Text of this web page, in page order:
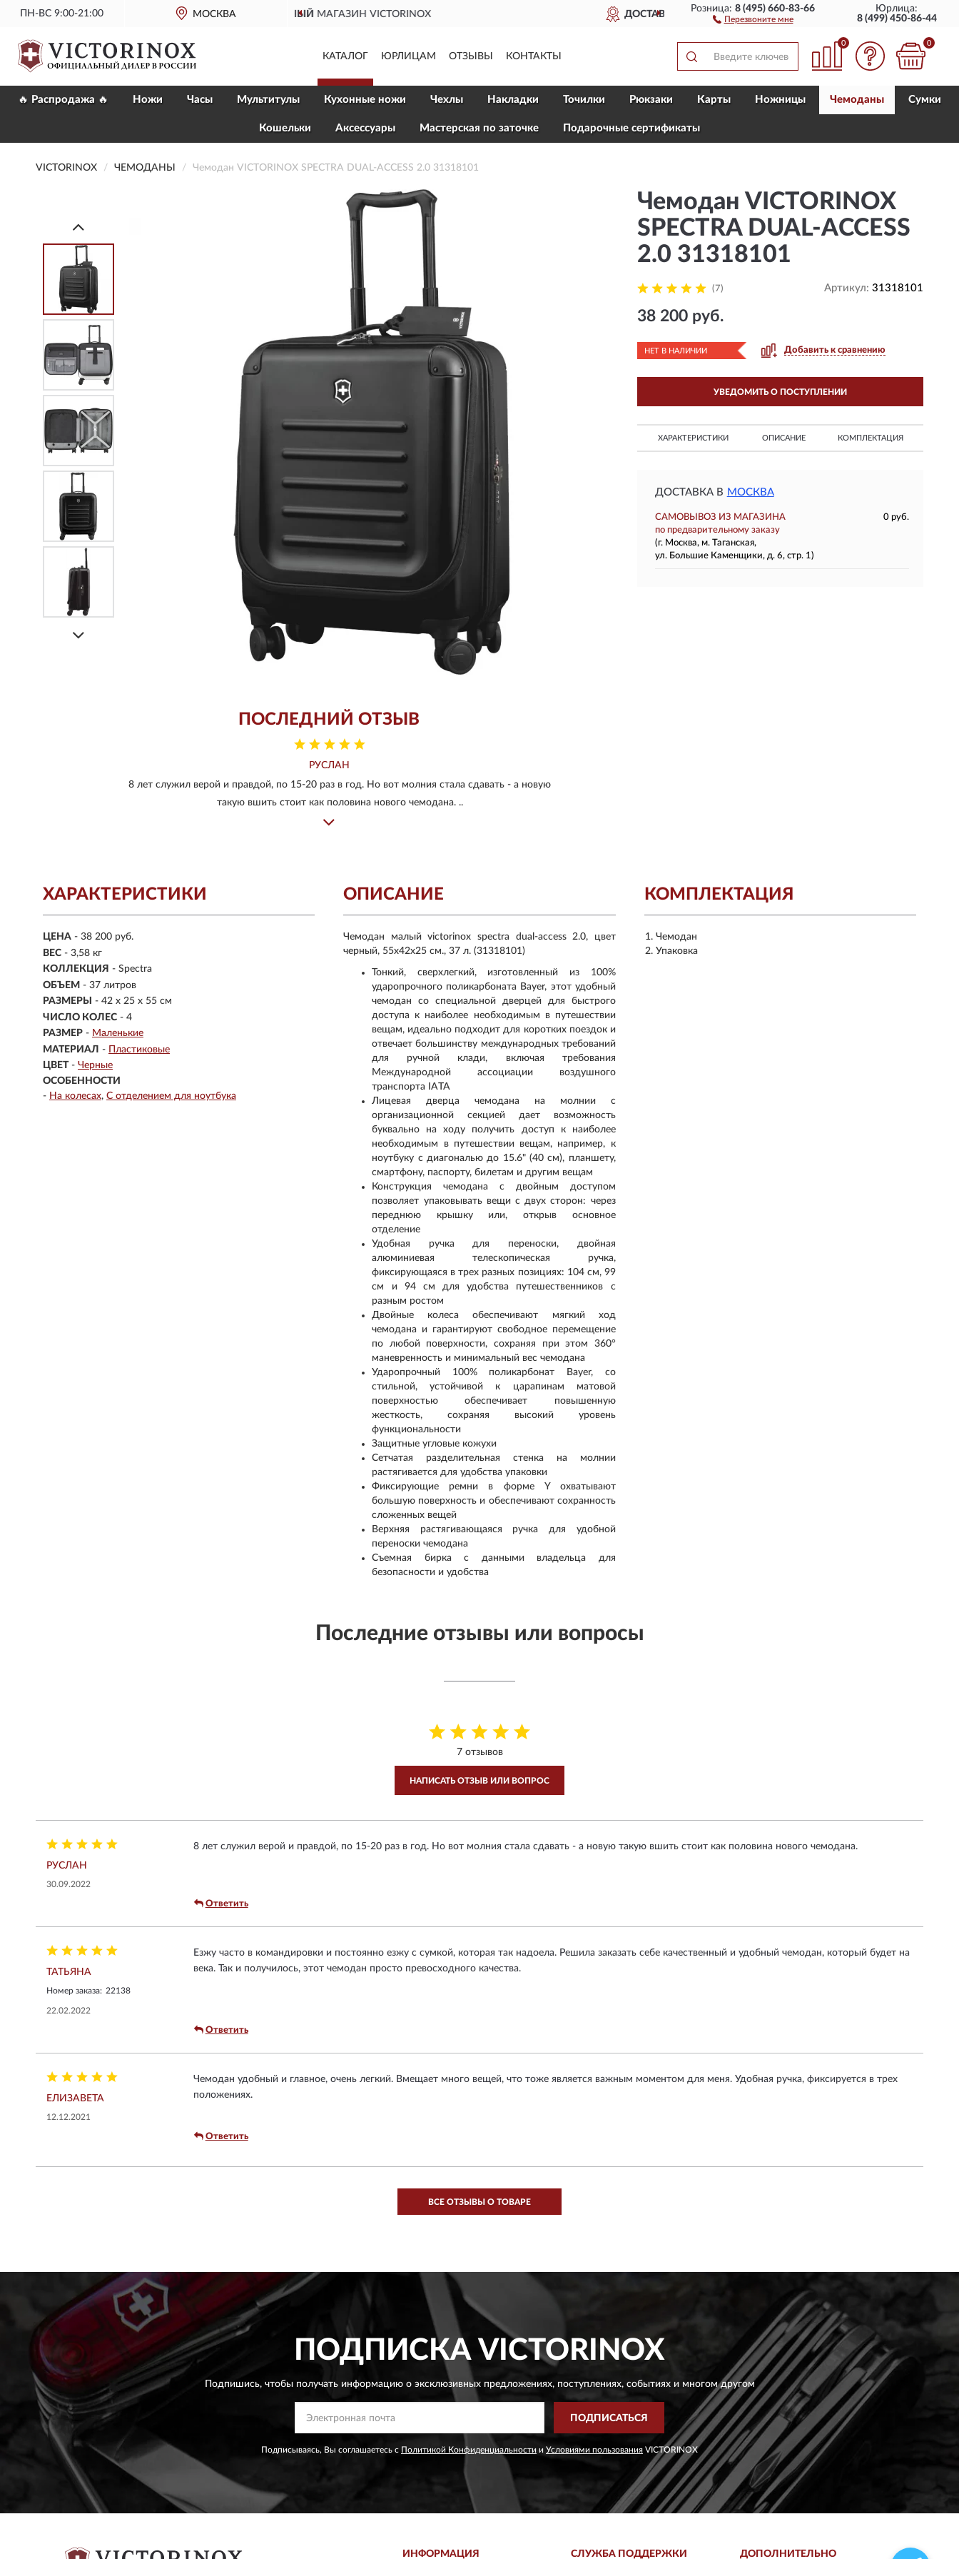
ПН-ВС 9:00-21:00 МОСКВА
ОФИЦИАЛЬНЫЙ МАГАЗИН VICTORINOX ПОЛНЫЙАССОРТИМЕНТ
Розница:8 (495) 660-83-66
Перезвоните мне
Юрлица:
8 (499) 450-86-44
КАТАЛОГ ЮРЛИЦАМ ОТЗЫВЫ КОНТАКТЫ
0 0
🔥 Распродажа 🔥 Ножи Часы Мультитулы Кухонные ножи Чехлы Накладки Точилки Рюкзаки Карты Ножницы Чемоданы Сумки
Кошельки Aксессуары Мастерская по заточке Подарочные сертификаты
VICTORINOX ЧЕМОДАНЫ Чемодан VICTORINOX SPECTRA DUAL-ACCESS 2.0 31318101
ПОСЛЕДНИЙ ОТЗЫВ
РУСЛАН
8 лет служил верой и правдой, по 15-20 раз в год. Но вот молния стала сдавать - а новую
такую вшить стоит как половина нового чемодана. ..
Чемодан VICTORINOX
SPECTRA DUAL-ACCESS
2.0 31318101
(7) Артикул: 31318101
38 200 руб.
НЕТ В НАЛИЧИИ Добавить к сравнению
УВЕДОМИТЬ О ПОСТУПЛЕНИИ
ХАРАКТЕРИСТИКИ ОПИСАНИЕ КОМПЛЕКТАЦИЯ
ДОСТАВКА В МОСКВА
САМОВЫВОЗ ИЗ МАГАЗИНА
0 руб.
по предварительному заказу
(г. Москва, м. Таганская,
ул. Большие Каменщики, д. 6, стр. 1)
ХАРАКТЕРИСТИКИ
ЦЕНА - 38 200 руб.
ВЕС - 3,58 кг
КОЛЛЕКЦИЯ - Spectra
ОБЪЕМ - 37 литров
РАЗМЕРЫ
- 42 x 25 x 55 см
ЧИСЛО КОЛЕС - 4
РАЗМЕР - Маленькие
МАТЕРИАЛ - Пластиковые
ЦВЕТ - Черные
ОСОБЕННОСТИ
- На колесах С отделением для ноутбука
КОМПЛЕКТАЦИЯ
Чемодан
Упаковка
ОПИСАНИЕ
Чемодан малый victorinox spectra dual-access 2.0, цвет
черный, 55х42x25 см., 37 л. (31318101)
Тонкий, сверхлегкий, изготовленный из 100%
ударопрочного поликарбоната Bayer, этот удобный
чемодан со специальной дверцей для быстрого
доступа к наиболее необходимым в путешествии
вещам, идеально подходит для коротких поездок и
отвечает большинству международных требований
для ручной клади, включая требования
Международной ассоциации воздушного
транспорта IATA
Лицевая дверца чемодана на молнии с
организационной секцией дает возможность
буквально на ходу получить доступ к наиболее
необходимым в путешествии вещам, например, к
ноутбуку с диагональю до 15.6" (40 см), планшету,
смартфону, паспорту, билетам и другим вещам
Конструкция чемодана с двойным доступом
позволяет упаковывать вещи с двух сторон: через
переднюю крышку или, открыв основное
отделение
Удобная ручка для переноски, двойная
алюминиевая телескопическая ручка,
фиксирующаяся в трех разных позициях: 104 см, 99
см и 94 см для удобства путешественников с
разным ростом
Двойные колеса обеспечивают мягкий ход
чемодана и гарантируют свободное перемещение
по любой поверхности, сохраняя при этом 360°
маневренность и минимальный вес чемодана
Ударопрочный 100% поликарбонат Bayer, со
стильной, устойчивой к царапинам матовой
поверхностью обеспечивает повышенную
жесткость, сохраняя высокий уровень
функциональности
Защитные угловые кожухи
Сетчатая разделительная стенка на молнии
растягивается для удобства упаковки
Фиксирующие ремни в форме Y охватывают
большую поверхность и обеспечивают сохранность
сложенных вещей
Верхняя растягивающаяся ручка для удобной
переноски чемодана
Съемная бирка с данными владельца для
безопасности и удобства
Последние отзывы или вопросы
7 отзывов
НАПИСАТЬ ОТЗЫВ ИЛИ ВОПРОС
РУСЛАН
30.09.2022
8 лет служил верой и правдой, по 15-20 раз в год. Но вот молния стала сдавать - а новую такую вшить стоит как половина нового чемодана.
Ответить
ТАТЬЯНА
Номер заказа: 22138
22.02.2022
Езжу часто в командировки и постоянно езжу с сумкой, которая так надоела. Решила заказать себе качественный и удобный чемодан, который будет на
века. Так и получилось, этот чемодан просто превосходного качества.
Ответить
ЕЛИЗАВЕТА
12.12.2021
Чемодан удобный и главное, очень легкий. Вмещает много вещей, что тоже является важным моментом для меня. Удобная ручка, фиксируется в трех
положениях.
Ответить
ВСЕ ОТЗЫВЫ О ТОВАРЕ
ПОДПИСКАVICTORINOX
Подпишись, чтобы получать информацию о эксклюзивных предложениях,поступлениях, событиях и многом другом
ПОДПИСАТЬСЯ
Подписываясь, Вы соглашаетесь с Политикой Конфиденциальности и Условиями пользования VICTORINOX
ИНФОРМАЦИЯ СЛУЖБА ПОДДЕРЖКИ ДОПОЛНИТЕЛЬНО